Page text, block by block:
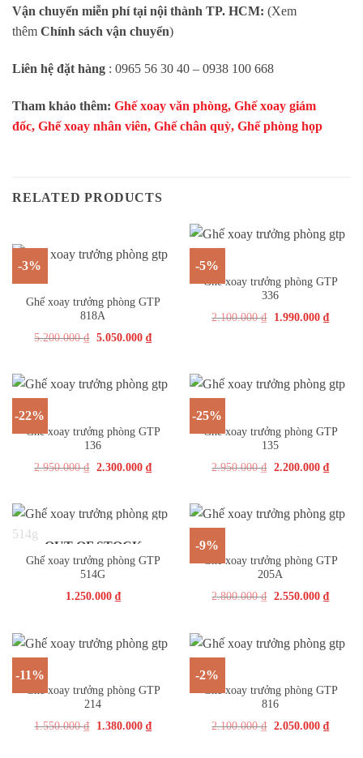
Vận chuyển miễn phí tại nội thành TP. HCM: (Xem
thêm Chính sách vận chuyển)
Liên hệ đặt hàng : 0965 56 30 40 – 0938 100 668
Tham khảo thêm: Ghế xoay văn phòng, Ghế xoay giám
đốc, Ghế xoay nhân viên, Ghế chân quỳ, Ghế phòng họp
RELATED PRODUCTS
-3%
Ghế xoay trưởng phòng GTP
818A
5.200.000₫ 5.050.000 ₫
-5%
Ghế xoay trưởng phòng GTP
336
2.100.000₫ 1.990.000 ₫
-22%
Ghế xoay trưởng phòng GTP
136
2.950.000₫ 2.300.000 ₫
-25%
Ghế xoay trưởng phòng GTP
135
2.950.000₫ 2.200.000 ₫
OUT OF STOCK
Ghế xoay trưởng phòng GTP
514G
1.250.000 ₫
-9%
Ghế xoay trưởng phòng GTP
205A
2.800.000₫ 2.550.000 ₫
-11%
Ghế xoay trưởng phòng GTP
214
1.550.000₫ 1.380.000 ₫
-2%
Ghế xoay trưởng phòng GTP
816
2.100.000₫ 2.050.000 ₫